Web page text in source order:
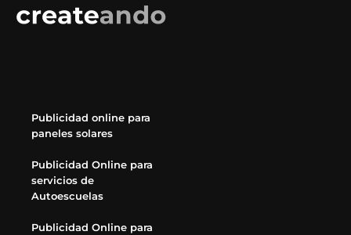
Publicidad online para
paneles solares
Publicidad Online para
servicios de
Autoescuelas
Publicidad Online para